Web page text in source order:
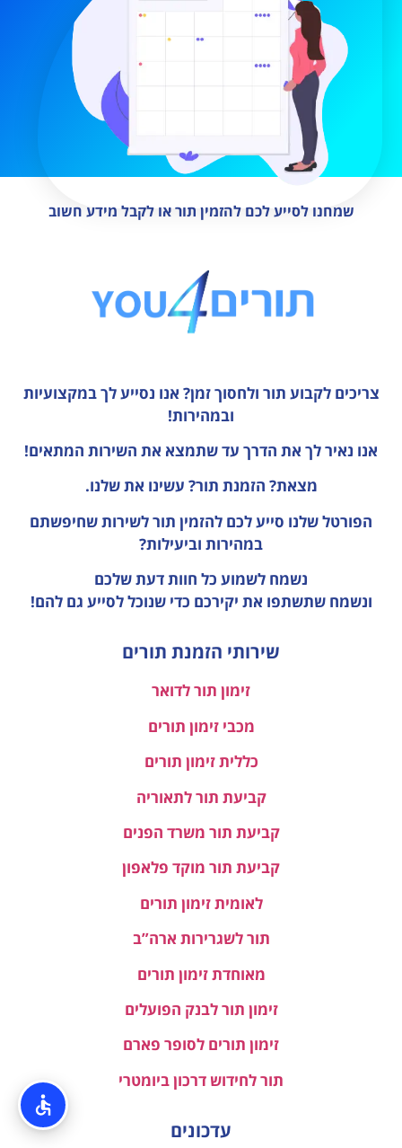
שמחנו לסייע לכם להזמין תור או לקבל מידע חשוב
צריכים לקבוע תור ולחסוך זמן? אנו נסייע לך במקצועיות
ובמהירות!
אנו נאיר לך את הדרך עד שתמצא את השירות המתאים!
מצאת? הזמנת תור? עשינו את שלנו.
הפורטל שלנו סייע לכם להזמין תור לשירות שחיפשתם
במהירות וביעילות?
נשמח לשמוע כל חוות דעתשלכם
ונשמח שתשתפו את יקירכם כדי שנוכל לסייע גם להם!
שירותי הזמנת תורים
זימון תור לדואר
מכבי זימון תורים
כללית זימון תורים
קביעת תור לתאוריה
קביעת תור משרד הפנים
קביעת תור מוקד פלאפון
לאומית זימון תורים
תור לשגרירות ארה”ב
מאוחדת זימון תורים
זימון תור לבנק הפועלים
זימון תורים לסופר פארם
תור לחידוש דרכון ביומטרי
עדכונים